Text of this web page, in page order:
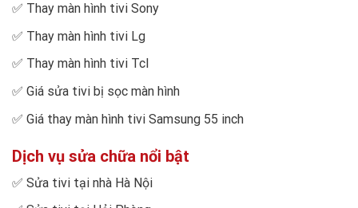
✅ Thay màn hình tivi Sony
✅ Thay màn hình tivi Lg
✅ Thay màn hình tivi Tcl
✅ Giá sửa tivi bị sọc màn hình
✅ Giá thay màn hình tivi Samsung 55 inch
Dịch vụ sửa chữa nổi bật
✅ Sửa tivi tại nhà Hà Nội